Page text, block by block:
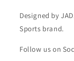
Designed by
Sports brand.
Follow us on